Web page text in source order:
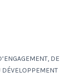
DE
DÉVELOPPEMENT